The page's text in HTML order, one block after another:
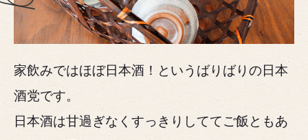
家飲みではほぼ日本酒！というばりばりの日本
酒党です。
日本酒は甘過ぎなくすっきりしててご飯ともあ